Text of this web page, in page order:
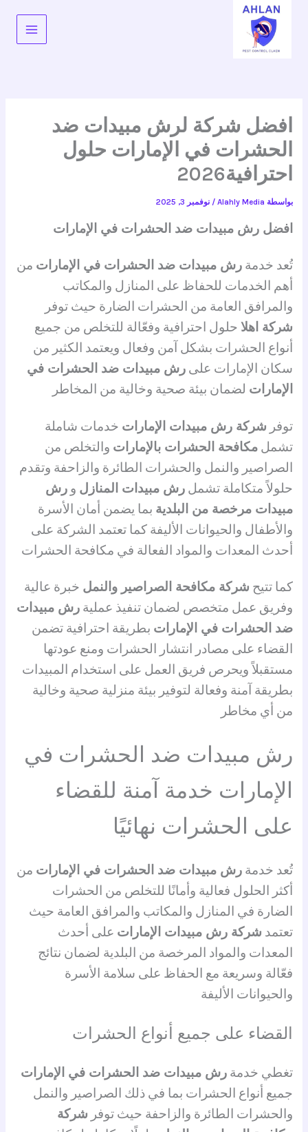
المحتوى
افضل شركة لرش مبيدات ضد
الحشرات في الإمارات حلول
احترافية2026
بواسطة Alahly Media
/نوفمبر 3, 2025
افضل رش مبيدات ضد الحشرات في الإمارات
تُعد خدمةرش مبيدات ضد الحشرات في الإمارات من
أهم الخدمات للحفاظ على المنازل والمكاتب
والمرافق العامة من الحشرات الضارة حيث توفر
شركة اهلا حلول احترافية وفعّالة للتخلص من جميع
أنواع الحشرات بشكل آمن وفعال ويعتمد الكثير من
سكان الإمارات علىرش مبيدات ضد الحشرات في
الإمارات لضمان بيئة صحية وخالية من المخاطر
توفر شركة رش مبيدات الإمارات خدمات شاملة
تشملمكافحة الحشرات بالإمارات والتخلص من
الصراصير والنمل والحشرات الطائرة والزاحفة وتقدم
حلولاً متكاملة تشملرش مبيدات المنازل ورش
مبيدات مرخصة من البلدية بما يضمن أمان الأسرة
والأطفال والحيوانات الأليفة كما تعتمد الشركة على
أحدث المعدات والمواد الفعالة في مكافحة الحشرات
كما تتيح شركة مكافحة الصراصير والنمل خبرة عالية
وفريق عمل متخصص لضمان تنفيذ عمليةرش مبيدات
ضد الحشرات في الإمارات بطريقة احترافية تضمن
القضاء على مصادر انتشار الحشرات ومنع عودتها
مستقبلاً ويحرص فريق العمل على استخدام المبيدات
بطريقة آمنة وفعالة لتوفير بيئة منزلية صحية وخالية
من أي مخاطر
رش مبيدات ضد الحشرات في
الإمارات خدمة آمنة للقضاء
على الحشرات نهائيًا
تُعد خدمةرش مبيدات ضد الحشرات في الإمارات من
أكثر الحلول فعالية وأمانًا للتخلص من الحشرات
الضارة في المنازل والمكاتب والمرافق العامة حيث
تعتمد شركة رش مبيدات الإمارات على أحدث
المعدات والمواد المرخصة من البلدية لضمان نتائج
فعّالة وسريعة مع الحفاظ على سلامة الأسرة
والحيوانات الأليفة
القضاء على جميع أنواع الحشرات
تغطي خدمةرش مبيدات ضد الحشرات في الإمارات
جميع أنواع الحشرات بما في ذلك الصراصير والنمل
والحشرات الطائرة والزاحفة حيث توفر شركة